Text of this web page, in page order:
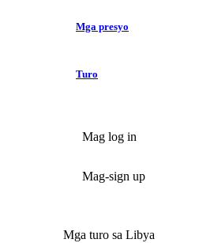
Mga presyo
Turo
Mag log in
Mag-sign up
Mga turo sa Libya